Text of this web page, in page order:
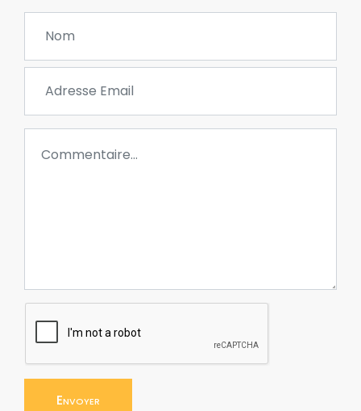
Envoyer